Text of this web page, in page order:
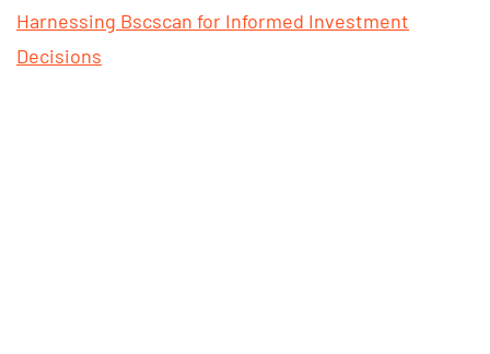
Harnessing Bscscan for Informed Investment
Decisions